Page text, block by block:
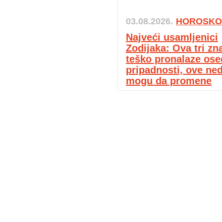
03.08.2026.
Najveći usamljenici
Zodijaka: Ova tri
teško pronalaze
pripadnosti, ove
mogu da promene